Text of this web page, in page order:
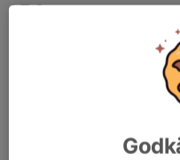
LF Arena